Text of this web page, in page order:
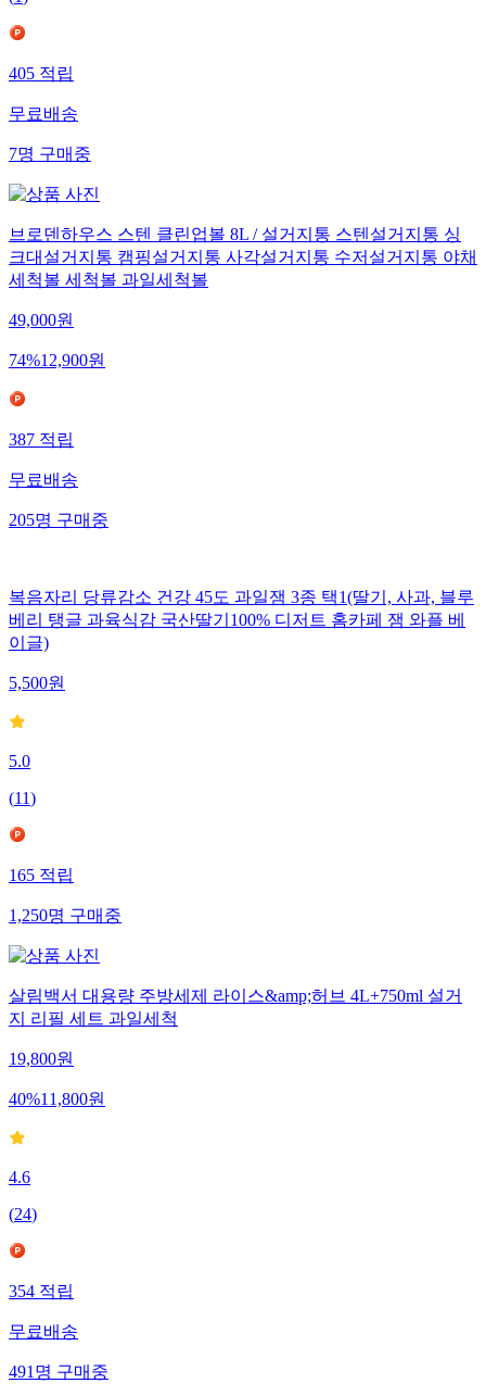
405적립
무료배송
7명구매중
브로덴하우스 스텐 클린업볼 8L / 설거지통 스텐설거지통 싱
크대설거지통 캠핑설거지통 사각설거지통 수저설거지통 야채
세척볼 세척볼 과일세척볼
49,000원
74%12,900원
387적립
무료배송
205명구매중
복음자리 당류감소 건강 45도 과일잼 3종 택1(딸기, 사과, 블루
베리 탱글 과육식감 국산딸기100% 디저트 홈카페 잼 와플 베
이글)
5,500원
5.0
(11)
165적립
1,250명구매중
살림백서 대용량 주방세제 라이스&amp;허브 4L+750ml 설거
지 리필 세트 과일세척
19,800원
40%11,800원
4.6
(24)
354적립
무료배송
491명구매중